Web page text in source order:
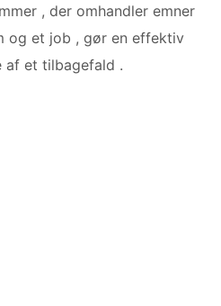
, der omhandler emner
og et job , gør en effektiv
et tilbagefald .